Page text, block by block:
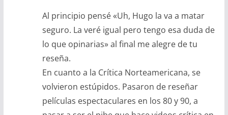
Al principio pensé «Uh, Hugo la va a matar
seguro. La veré igual pero tengo esa duda de
lo que opinarias» al final me alegre de tu
reseña.
En cuanto a la Crítica Norteamericana, se
volvieron estúpidos. Pasaron de reseñar
películas espectaculares en los 80 y 90, a